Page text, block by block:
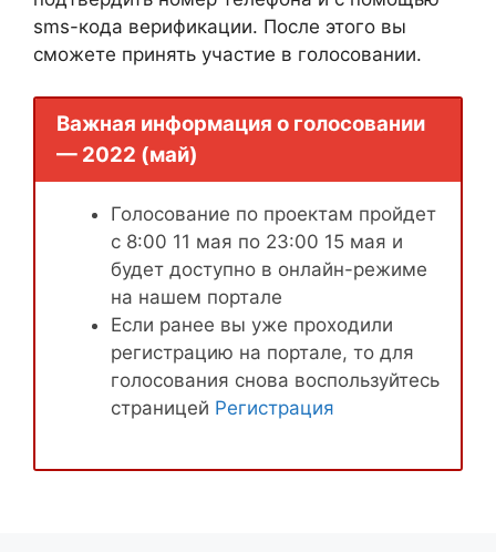
sms-кода верификации. После этого вы
сможете принять участие в голосовании.
Важная информация о голосовании
— 2022 (май)
Голосование по проектам пройдет
с 8:00 11 мая по 23:00 15 мая и
будет доступно в онлайн-режиме
на нашем портале
Если ранее вы уже проходили
регистрацию на портале, то для
голосования снова воспользуйтесь
страницей Регистрация